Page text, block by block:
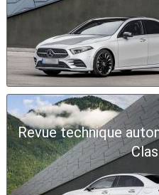
Revue technique